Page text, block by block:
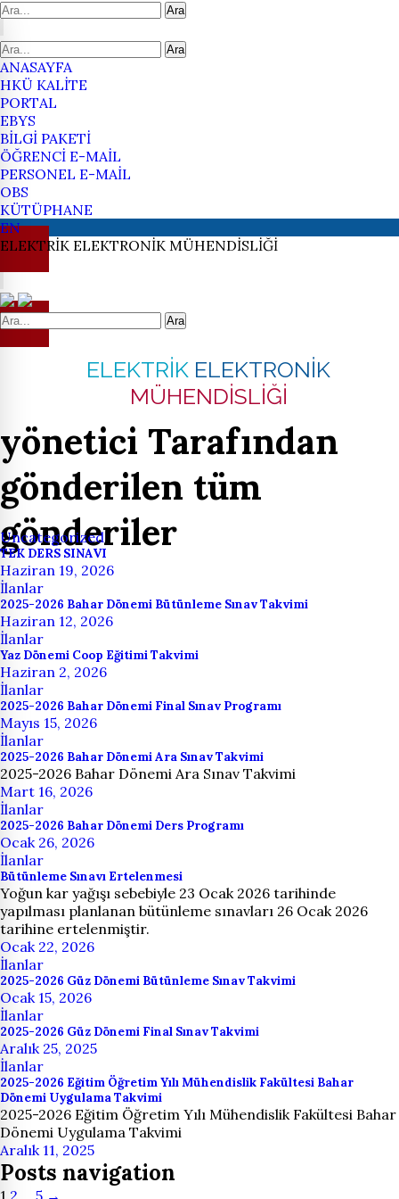
Ara
Ara
ANASAYFA
HKÜ KALİTE
PORTAL
EBYS
BİLGİ PAKETİ
ÖĞRENCİ E-MAİL
PERSONEL E-MAİL
OBS
KÜTÜPHANE
EN
ELEKTRİK ELEKTRONİK MÜHENDİSLİĞİ
Ara
ELEKTRİK ELEKTRONİK
MÜHENDİSLİĞİ
yönetici Tarafından
gönderilen tüm
gönderiler
Uncategorized
TEK DERS SINAVI
Haziran 19, 2026
İlanlar
2025-2026 Bahar Dönemi Bütünleme Sınav Takvimi
Haziran 12, 2026
İlanlar
Yaz Dönemi Coop Eğitimi Takvimi
Haziran 2, 2026
İlanlar
2025-2026 Bahar Dönemi Final Sınav Programı
Mayıs 15, 2026
İlanlar
2025-2026 Bahar Dönemi Ara Sınav Takvimi
2025-2026 Bahar Dönemi Ara Sınav Takvimi
Mart 16, 2026
İlanlar
2025-2026 Bahar Dönemi Ders Programı
Ocak 26, 2026
İlanlar
Bütünleme Sınavı Ertelenmesi
Yoğun kar yağışı sebebiyle 23 Ocak 2026 tarihinde
yapılması planlanan bütünleme sınavları 26 Ocak 2026
tarihine ertelenmiştir.
Ocak 22, 2026
İlanlar
2025-2026 Güz Dönemi Bütünleme Sınav Takvimi
Ocak 15, 2026
İlanlar
2025-2026 Güz Dönemi Final Sınav Takvimi
Aralık 25, 2025
İlanlar
2025-2026 Eğitim Öğretim Yılı Mühendislik Fakültesi Bahar
Dönemi Uygulama Takvimi
2025-2026 Eğitim Öğretim Yılı Mühendislik Fakültesi Bahar
Dönemi Uygulama Takvimi
Aralık 11, 2025
Posts navigation
1 2 5 →